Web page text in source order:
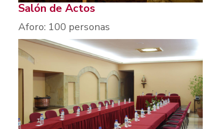
Salón de Actos
Aforo: 100 personas